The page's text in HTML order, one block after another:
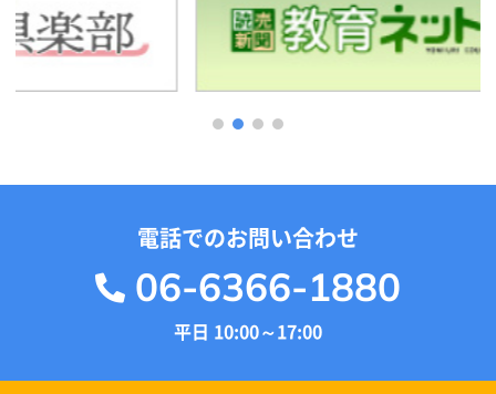
1 2 3
電話でのお問い合わせ
06-6366-1880
平日 10:00～17:00